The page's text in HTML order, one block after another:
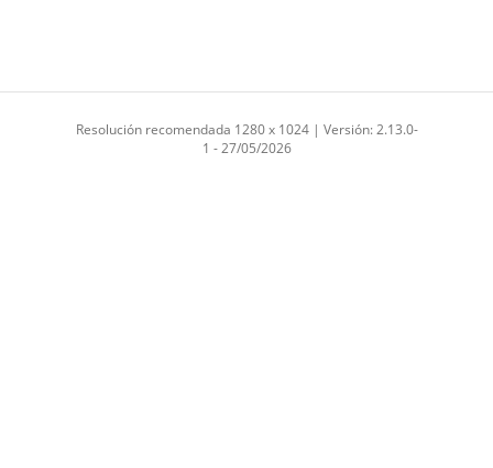
Resolución recomendada 1280 x 1024 | Versión: 2.13.0-
1 - 27/05/2026